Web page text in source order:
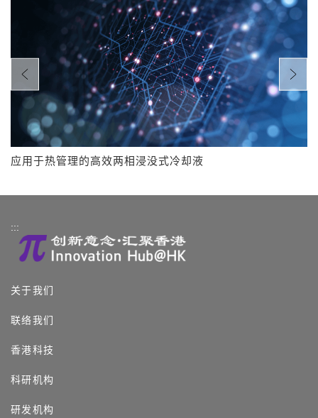
应用于热管理的高效两相浸没式冷却液
:::
关于我们
联络我们
香港科技
科研机构
研发机构